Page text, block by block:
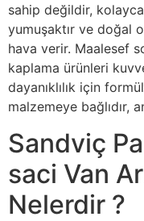
sahip değildir,
yumuşaktır ve doğal
hava verir. Maalesef
kaplama ürünleri
dayanıklılık için
malzemeye bağlıdır,
Sandviç
saci Van
Nelerdir ?